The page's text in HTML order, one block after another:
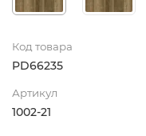
Код товара
PD66235
Артикул
1002-21